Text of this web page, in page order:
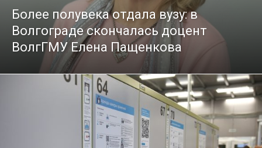
Более полувека отдала вузу: в
Волгограде скончалась доцент
ВолгГМУ Елена Пащенкова